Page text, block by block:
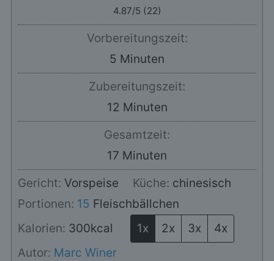
4.87/5 (22)
Vorbereitungszeit:
5 Minuten
Minuten
Zubereitungszeit:
12 Minuten
Minuten
Gesamtzeit:
17 Minuten
Minuten
Gericht: Vorspeise Küche: chinesisch
Portionen: 15 Fleischbällchen
Kalorien: 300kcal 1x 2x 3x
4x
Autor: Marc Winer